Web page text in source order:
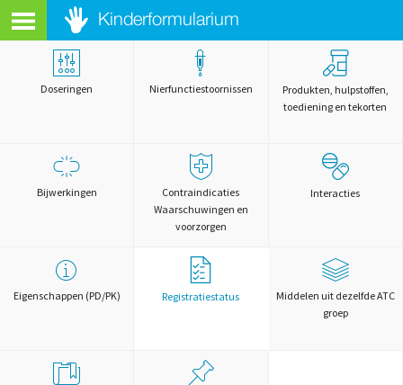
Doseringen Nierfunctiestoornissen
Produkten, hulpstoffen,
toediening en tekorten
Bijwerkingen
Contraindicaties
Waarschuwingen en
voorzorgen
Interacties
Eigenschappen (PD/PK) Registratiestatus
Middelen uit dezelfde ATC
groep